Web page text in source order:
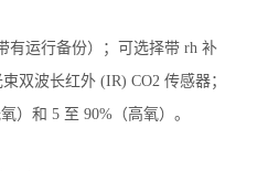
有运行备份）；可选择带 rh 补
双波长红外 (IR) CO2 传感器；
）和 5 至 90%（高氧）。